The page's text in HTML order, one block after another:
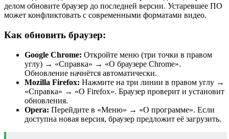
делом обновите браузер до последней версии. Устаревшее ПО
может конфликтовать с современными форматами видео.
Как обновить браузер:
Google Chrome: Откройте меню (три точки в правом
углу) → «Справка» → «О браузере Chrome».
Обновление начнётся автоматически.
Mozilla Firefox: Нажмите на три линии в правом углу →
«Справка» → «О Firefox». Браузер проверит и установит
обновления.
Opera: Перейдите в «Меню» → «О программе». Если
доступна новая версия, браузер предложит её загрузить.